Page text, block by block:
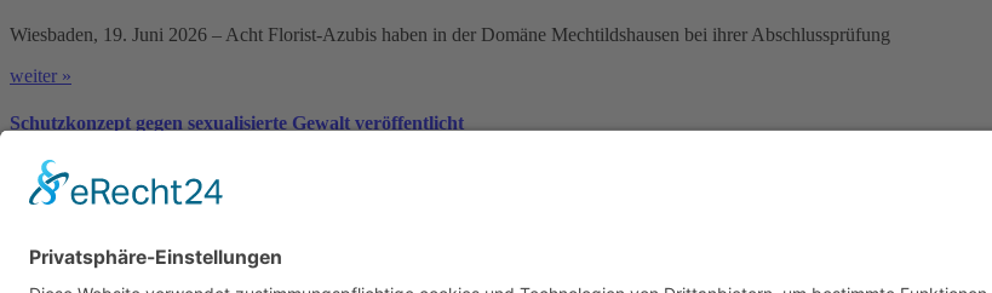
Wiesbaden, 19. Juni 2026 – Acht Florist-Azubis haben in der Domäne Mechtildshausen bei ihrer Abschlussprüfung
weiter »
Schutzkonzept gegen sexualisierte Gewalt veröffentlicht
weiter »
Brunhildenstraße 55, 65189 Wiesbaden